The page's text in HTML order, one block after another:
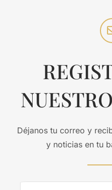
Déjanos tu correo y
y noticias en tu